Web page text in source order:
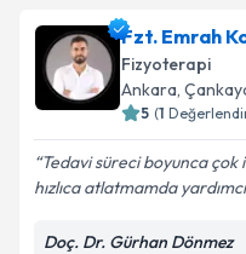
Fzt. Emrah
Fizyoterapi
Ankara,
5 (1
Tedavi süreci boyunca çok
hızlıca atlatmamda
Doç. Dr. Gürhan Dönmez